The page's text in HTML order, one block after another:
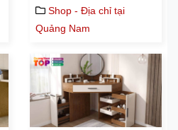
Shop - Địa chỉ tại
Quảng Nam